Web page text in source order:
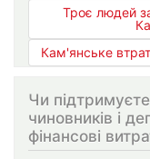
Троє людей
Кам'янське
Чи
чиновників і
фінансові